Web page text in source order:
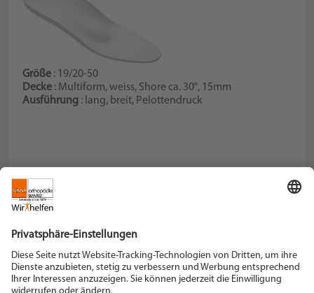
Größe : 19/20-50
Decke : Multiform, weiss, Shore ca. 30°, 15mm
Ausführung : lang, breit, Pelottendruck
Schein Orthopädie Service KG
42897 Remscheid
Tel. +49 2191 910-0